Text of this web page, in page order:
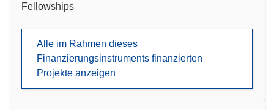
Fellowships
Alle im Rahmen dieses
Finanzierungsinstruments finanzierten
Projekte anzeigen